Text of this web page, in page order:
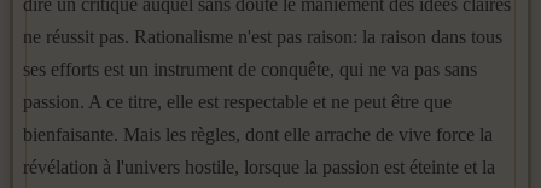
dire un critique auquel sans doute le maniement des idées claires
ne réussit pas. Rationalisme n'est pas raison: la raison dans tous
ses efforts est un instrument de conquête, qui ne va pas sans
passion. A ce titre, elle est respectable et ne peut être que
bienfaisante. Mais les règles, dont elle arrache de vive force la
révélation à l'univers hostile, lorsque la passion est éteinte et la